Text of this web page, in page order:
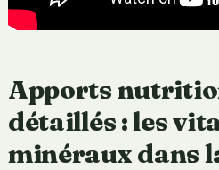
Apports
détaillés : les
minéraux dans